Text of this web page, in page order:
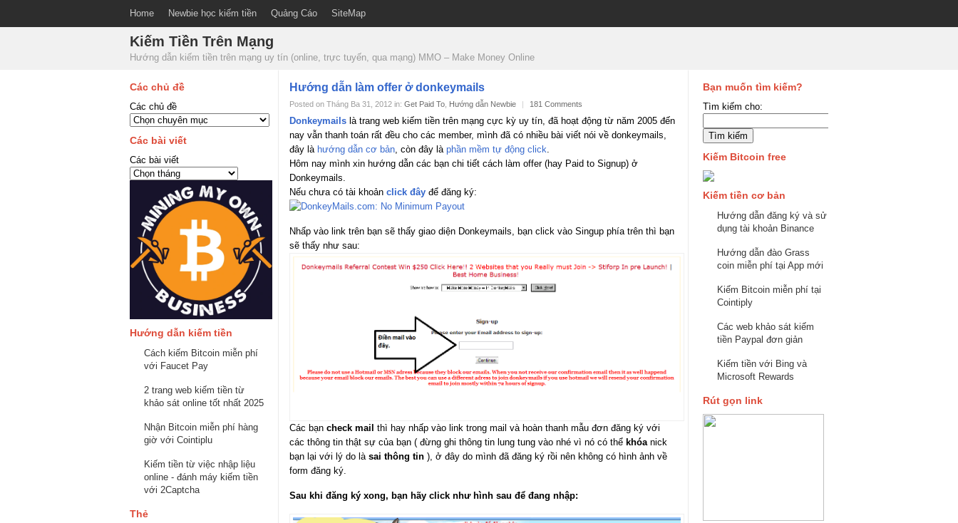
Home Newbie học kiếm tiền Quảng Cáo SiteMap
Kiếm Tiền Trên Mạng
Hướng dẫn kiếm tiền trên mạng uy tín (online, trực tuyến, qua mạng) MMO – Make Money Online
Các chủ đề
Các chủ đề
Các bài viết
Các bài viết
Hướng dẫn kiếm tiền
Cách kiếm Bitcoin miễn phí
với Faucet Pay
2 trang web kiếm tiền từ
khảo sát online tốt nhất 2025
Nhận Bitcoin miễn phí hàng
giờ với Cointiplu
Kiếm tiền từ việc nhập liệu
online - đánh máy kiếm tiền
với 2Captcha
Thẻ
Hướng dẫn làm offer ở donkeymails
Posted on Tháng Ba 31, 2012 in: Get Paid To Hướng dẫn Newbie | 181 Comments
Donkeymails là trang web kiếm tiền trên mạng cực kỳ uy tín, đã hoạt động từ năm 2005 đến
nay vẫn thanh toán rất đều cho các member, mình đã có nhiều bài viết nói về donkeymails,
đây là hướng dẫn cơ bản, còn đây là phần mềm tự động click.
Hôm nay mình xin hướng dẫn các bạn chi tiết cách làm offer (hay Paid to Signup) ở
Donkeymails.
Nếu chưa có tài khoản click đây để đăng ký:
Nhấp vào link trên bạn sẽ thấy giao diện Donkeymails, bạn click vào Singup phía trên thì bạn
sẽ thấy như sau:
Các bạn check mail thì hay nhấp vào link trong mail và hoàn thanh mẫu đơn đăng ký với
các thông tin thật sự của bạn ( đừng ghi thông tin lung tung vào nhé vì nó có thể khóanick
bạn lại với lý do là sai thông tin ), ở đây do mình đã đăng ký rồi nên không có hình ảnh về
form đăng ký.
Sau khi đăng ký xong, bạn hãy click như hình sau để đang nhập:
Bạn muốn tìm kiếm?
Tìm kiếm cho:
Kiếm Bitcoin free
Kiếm tiền cơ bản
Hướng dẫn đăng ký và sử
dụng tài khoản Binance
Hướng dẫn đào Grass
coin miễn phí tại App mới
Kiếm Bitcoin miễn phí tại
Cointiply
Các web khảo sát kiếm
tiền Paypal đơn giản
Kiếm tiền với Bing và
Microsoft Rewards
Rút gọn link